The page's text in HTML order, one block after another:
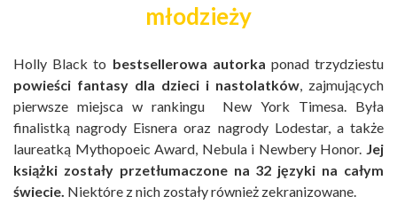
młodzieży
Holly Black to bestsellerowa autorka ponad trzydziestu
powieści fantasy dla dzieci i nastolatków, zajmujących
pierwsze miejsca w rankingu New York Timesa. Była
finalistką nagrody Eisnera oraz nagrody Lodestar, a także
laureatką Mythopoeic Award, Nebula i Newbery Honor. Jej
książki zostały przetłumaczone na 32 języki na całym
świecie. Niektóre z nich zostały również zekranizowane.